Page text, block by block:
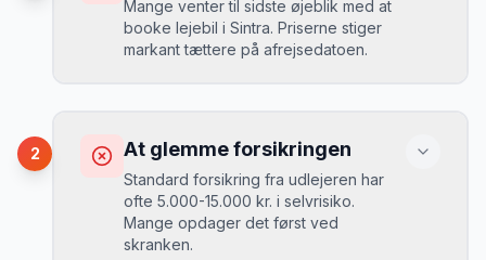
Mange venter til sidste øjeblik med at
booke lejebil i Sintra. Priserne stiger
markant tættere på afrejsedatoen.
Du betaler 30-50% mere, og de bedste
biler er udsolgt.
Løsning
2 At glemme forsikringen
Standard forsikring fra udlejeren har
ofte 5.000-15.000 kr. i selvrisiko.
Mange opdager det først ved
skranken.